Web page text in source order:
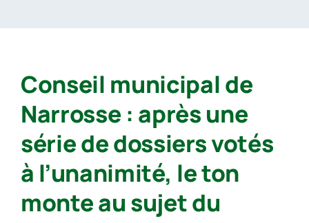
Conseil municipal de
Narrosse : après une
série de dossiers votés
à l’unanimité, le ton
monte au sujet du